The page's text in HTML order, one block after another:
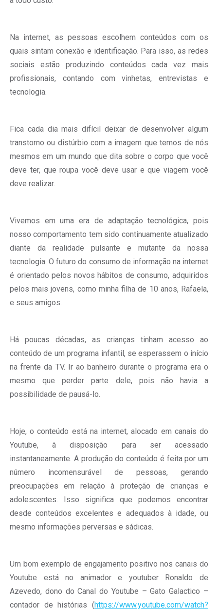
Na internet, as pessoas escolhem conteúdos com os
quais sintam conexão e identificação. Para isso, as redes
sociais estão produzindo conteúdos cada vez mais
profissionais, contando com vinhetas, entrevistas e
tecnologia.
Fica cada dia mais difícil deixar de desenvolver algum
transtorno ou distúrbio com a imagem que temos de nós
mesmos em um mundo que dita sobre o corpo que você
deve ter, que roupa você deve usar e que viagem você
deve realizar.
Vivemos em uma era de adaptação tecnológica, pois
nosso comportamento tem sido continuamente atualizado
diante da realidade pulsante e mutante da nossa
tecnologia. O futuro do consumo de informação na internet
é orientado pelos novos hábitos de consumo, adquiridos
pelos mais jovens, como minha filha de 10 anos, Rafaela,
e seus amigos.
Há poucas décadas, as crianças tinham acesso ao
conteúdo de um programa infantil, se esperassem o início
na frente da TV. Ir ao banheiro durante o programa era o
mesmo que perder parte dele, pois não havia a
possibilidade de pausá-lo.
Hoje, o conteúdo está na internet, alocado em canais do
Youtube, à disposição para ser acessado
instantaneamente. A produção do conteúdo é feita por um
número incomensurável de pessoas, gerando
preocupações em relação à proteção de crianças e
adolescentes. Isso significa que podemos encontrar
desde conteúdos excelentes e adequados à idade, ou
mesmo informações perversas e sádicas.
Um bom exemplo de engajamento positivo nos canais do
Youtube está no animador e youtuber Ronaldo de
Azevedo, dono do Canal do Youtube – Gato Galactico –
contador de histórias (https://www.youtube.com/watch?